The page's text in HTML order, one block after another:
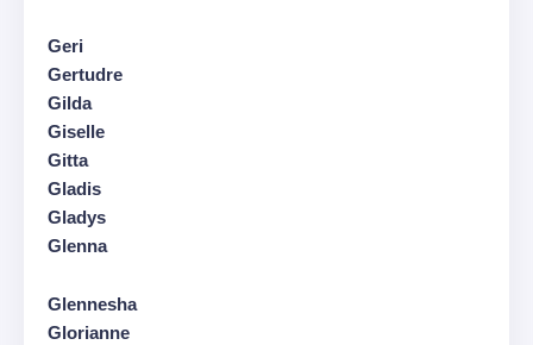
Geri
Gertudre
Gilda
Giselle
Gitta
Gladis
Gladys
Glenna
Glennesha
Glorianne